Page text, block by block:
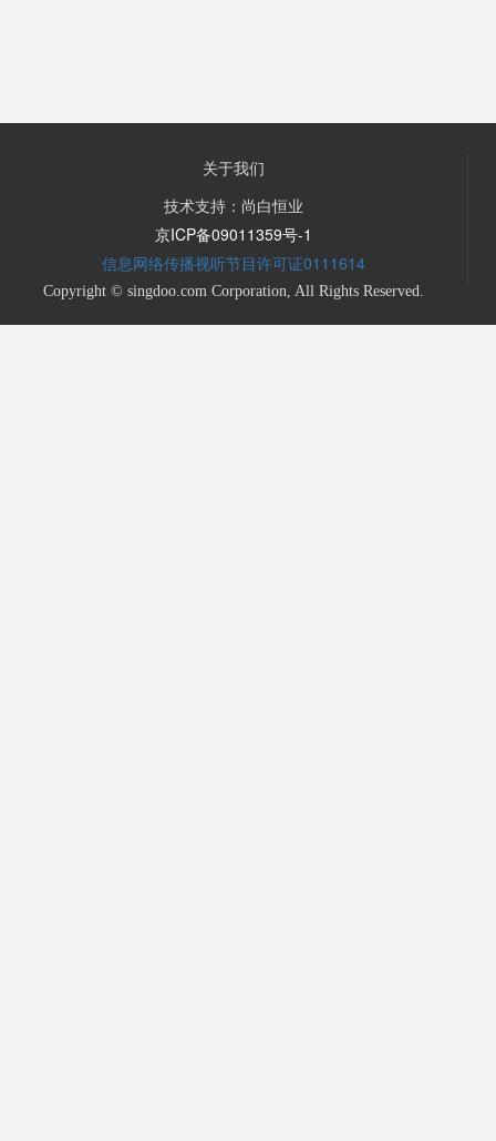
关于我们
技术支持：尚白恒业
京ICP备09011359号-1
信息网络传播视听节目许可证0111614
Copyright © singdoo.com Corporation, All Rights Reserved.